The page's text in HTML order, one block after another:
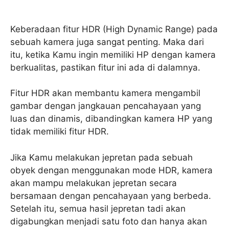
Keberadaan fitur HDR (High Dynamic Range) pada
sebuah kamera juga sangat penting. Maka dari
itu, ketika Kamu ingin memiliki HP dengan kamera
berkualitas, pastikan fitur ini ada di dalamnya.
Fitur HDR akan membantu kamera mengambil
gambar dengan jangkauan pencahayaan yang
luas dan dinamis, dibandingkan kamera HP yang
tidak memiliki fitur HDR.
Jika Kamu melakukan jepretan pada sebuah
obyek dengan menggunakan mode HDR, kamera
akan mampu melakukan jepretan secara
bersamaan dengan pencahayaan yang berbeda.
Setelah itu, semua hasil jepretan tadi akan
digabungkan menjadi satu foto dan hanya akan